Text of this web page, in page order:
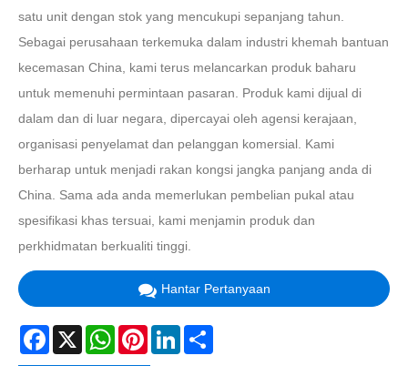
satu unit dengan stok yang mencukupi sepanjang tahun.
Sebagai perusahaan terkemuka dalam industri khemah bantuan
kecemasan China, kami terus melancarkan produk baharu
untuk memenuhi permintaan pasaran. Produk kami dijual di
dalam dan di luar negara, dipercayai oleh agensi kerajaan,
organisasi penyelamat dan pelanggan komersial. Kami
berharap untuk menjadi rakan kongsi jangka panjang anda di
China. Sama ada anda memerlukan pembelian pukal atau
spesifikasi khas tersuai, kami menjamin produk dan
perkhidmatan berkualiti tinggi.
Hantar Pertanyaan
Facebook
X WhatsAppPinterestLinkedIn